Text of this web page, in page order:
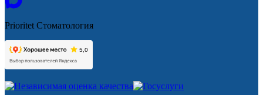
Prioritet Стоматология